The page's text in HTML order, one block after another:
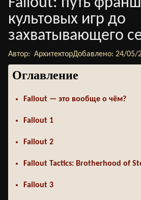
культовых игр до
захватывающего
Автор: АрхитекторДобавлено: 24/05/
Оглавление
Fallout — это вообще о чём?
Fallout 1
Fallout 2
Fallout Tactics: Brotherhood of
Fallout 3